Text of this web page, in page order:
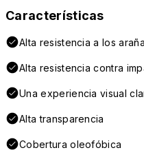
Características
Alta resistencia a los
Alta resistencia contra
Una experiencia visual
Alta transparencia
Cobertura oleofóbica